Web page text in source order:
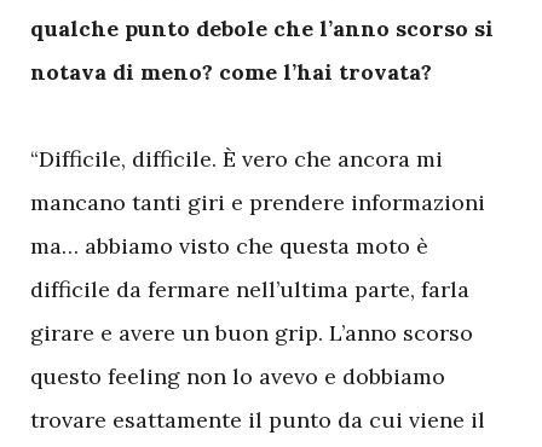
qualche punto debole che l’anno scorso si
notava di meno? come l’hai trovata?
“Difficile, difficile. È vero che ancora mi
mancano tanti giri e prendere informazioni
ma… abbiamo visto che questa moto è
difficile da fermare nell’ultima parte, farla
girare e avere un buon grip. L’anno scorso
questo feeling non lo avevo e dobbiamo
trovare esattamente il punto da cui viene il